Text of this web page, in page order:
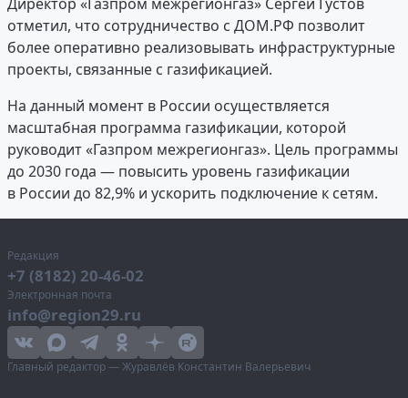
отметил, что сотрудничество с ДОМ.РФ позволит
более оперативно реализовывать инфраструктурные
проекты, связанные с газификацией.
На данный момент в России осуществляется
масштабная программа газификации, которой
руководит «Газпром межрегионгаз». Цель программы
до 2030 года — повысить уровень газификации
в России до 82,9% и ускорить подключение к сетям.
Редакция
+7 (8182) 20-46-02
Электронная почта
info@region29.ru
Главный редактор — Журавлёв Константин Валерьевич